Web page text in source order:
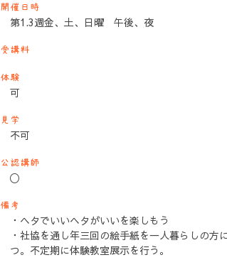
開催日時
第1.3週金、土、日曜 午後、夜
受講料
体験
可
見学
不可
公認講師
〇
備考
・ヘタでいいヘタがいいを楽しもう
・社協を通し年三回の絵手紙を一人暮らしの
つ。不定期に体験教室展示を行う。